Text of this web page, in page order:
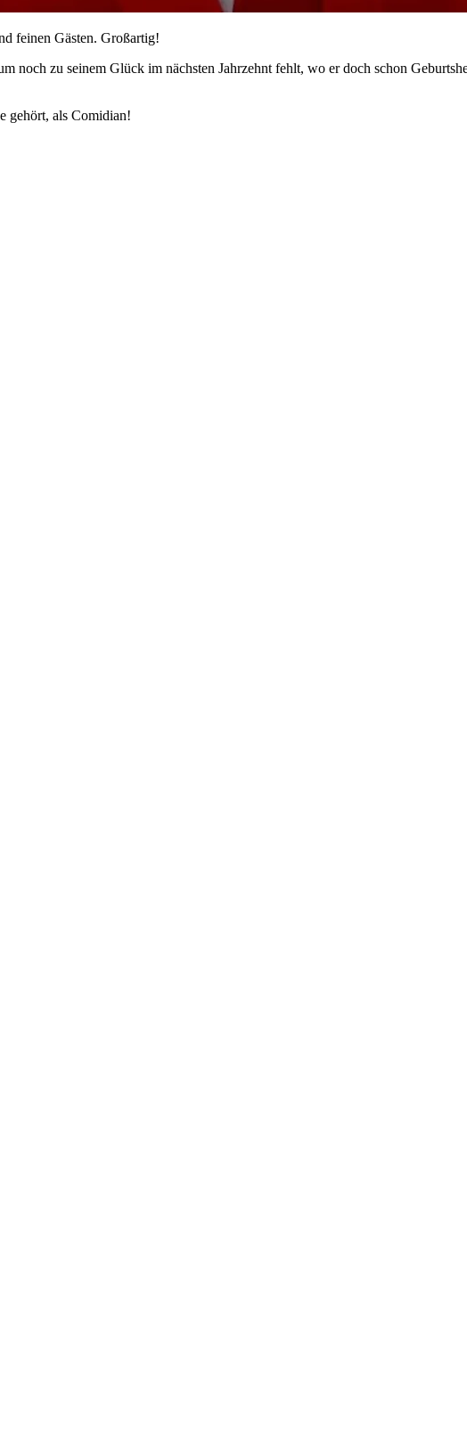
feinen Gästen. Großartig!
noch zu seinem Glück im nächsten Jahrzehnt fehlt, wo er doch schon
gehört, als Comidian!